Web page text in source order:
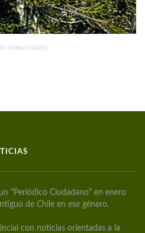
PUBLICITARIO
"Periódico Ciudadano" en enero
de Chile en ese género.
con noticias orientadas a la